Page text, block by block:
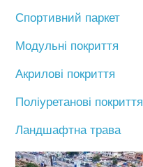
Спортивний паркет
Модульні покриття
Акрилові покриття
Поліуретанові покриття
Ландшафтна трава